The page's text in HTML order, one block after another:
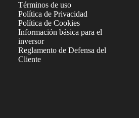
Términos de uso
Política de Privacidad
Política de Cookies
Información básica para el
inversor
Reglamento de Defensa del
Cliente